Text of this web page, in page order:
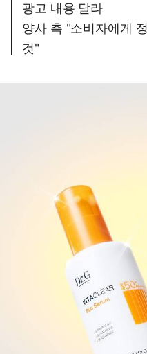
광고 내용 달라
양사 측 "소비자에게
것"